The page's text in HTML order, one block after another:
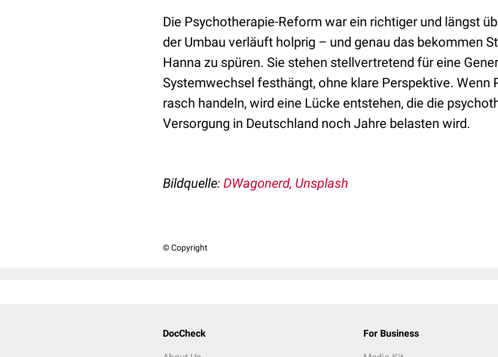
Die Psychotherapie-Reform war ein richtiger und längst
der Umbau verläuft holprig – und genau das bekommen
Hanna zu spüren. Sie stehen stellvertretend für eine
Systemwechsel festhängt, ohne klare Perspektive. Wenn
rasch handeln, wird eine Lücke entstehen, die die
Versorgung in Deutschland noch Jahre belasten wird.
Bildquelle: DWagonerd, Unsplash
© Copyright
DocCheck For Business